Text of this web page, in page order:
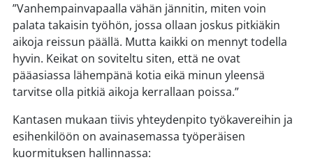
”Vanhempainvapaalla vähän jännitin, miten voin
palata takaisin työhön, jossa ollaan joskus pitkiäkin
aikoja reissun päällä. Mutta kaikki on mennyt todella
hyvin. Keikat on soviteltu siten, että ne ovat
pääasiassa lähempänä kotia eikä minun yleensä
tarvitse olla pitkiä aikoja kerrallaan poissa.”
Kantasen mukaan tiivis yhteydenpito työkavereihin ja
esihenkilöön on avainasemassa työperäisen
kuormituksen hallinnassa: